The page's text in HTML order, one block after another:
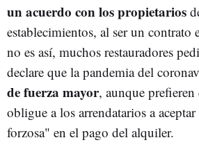
un acuerdo con los propietarios
establecimientos, al ser un contrato
no es así, muchos restauradores
declare que la pandemia del
de fuerza mayor, aunque
obligue a los arrendatarios a
forzosa" en el pago del alquiler.